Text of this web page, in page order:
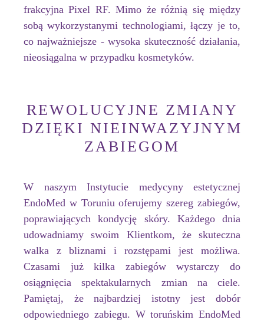
frakcyjna Pixel RF. Mimo że różnią się między
sobą wykorzystanymi technologiami, łączy je to,
co najważniejsze - wysoka skuteczność działania,
nieosiągalna w przypadku kosmetyków.
REWOLUCYJNE ZMIANY
DZIĘKI NIEINWAZYJNYM
ZABIEGOM
W naszym Instytucie medycyny estetycznej
EndoMed w Toruniu oferujemy szereg zabiegów,
poprawiających kondycję skóry. Każdego dnia
udowadniamy swoim Klientkom, że skuteczna
walka z bliznami i rozstępami jest możliwa.
Czasami już kilka zabiegów wystarczy do
osiągnięcia spektakularnych zmian na ciele.
Pamiętaj, że najbardziej istotny jest dobór
odpowiedniego zabiegu. W toruńskim EndoMed